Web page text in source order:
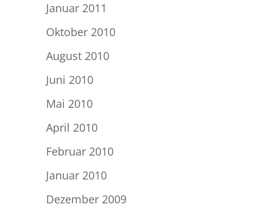
Januar 2011
Oktober 2010
August 2010
Juni 2010
Mai 2010
April 2010
Februar 2010
Januar 2010
Dezember 2009